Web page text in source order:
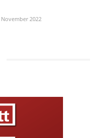
November 2022